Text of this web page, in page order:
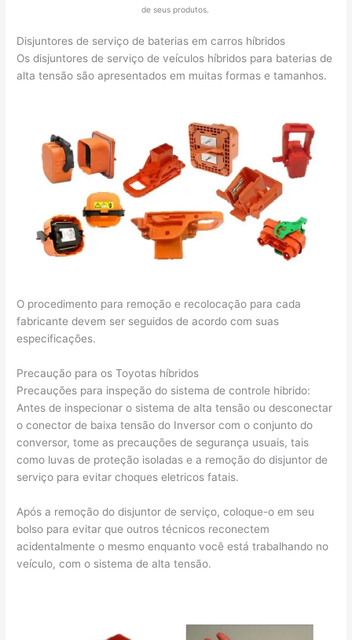
de seus produtos.
Disjuntores de serviço de baterias em carros híbridos
Os disjuntores de serviço de veículos híbridos para baterias de
alta tensão são apresentados em muitas formas e tamanhos.
O procedimento para remoção e recolocação para cada
fabricante devem ser seguidos de acordo com suas
especificações.
Precaução para os Toyotas híbridos
Precauções para inspeção do sistema de controle hibrido:
Antes de inspecionar o sistema de alta tensão ou desconectar
o conector de baixa tensão do Inversor com o conjunto do
conversor, tome as precauções de segurança usuais, tais
como luvas de proteção isoladas e a remoção do disjuntor de
serviço para evitar choques eletricos fatais.
Após a remoção do disjuntor de serviço, coloque-o em seu
bolso para evitar que outros técnicos reconectem
acidentalmente o mesmo enquanto você está trabalhando no
veículo, com o sistema de alta tensão.